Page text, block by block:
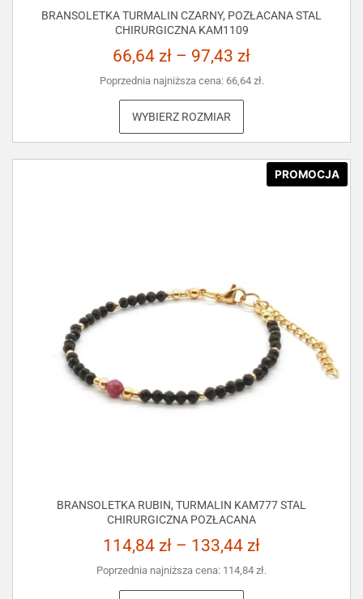
BRANSOLETKA TURMALIN CZARNY, POZŁACANA STAL
CHIRURGICZNA KAM1109
66,64 zł – 97,43 zł
Poprzednia najniższa cena: 66,64 zł.
WYBIERZ ROZMIAR
PROMOCJA
BRANSOLETKA RUBIN, TURMALIN KAM777 STAL
CHIRURGICZNA POZŁACANA
114,84 zł – 133,44 zł
Poprzednia najniższa cena: 114,84 zł.